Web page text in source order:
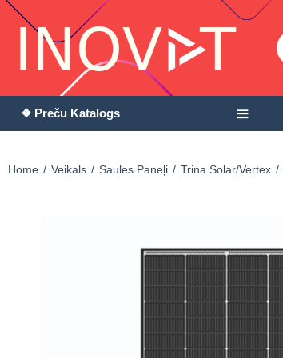
❖ Preču Katalogs
Home Veikals Saules Paneļi Trina Solar/Vertex